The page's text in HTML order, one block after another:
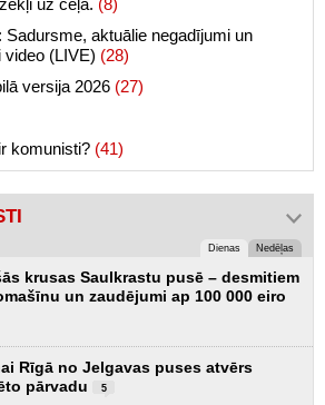
Sadursme, aktuālie negadījumi un
video (LIVE) (28)
versija 2026 (27)
komunisti? (41)
Dienas Nedēļas
krusas Saulkrastu pusē – desmitiem
un zaudējumi ap 100 000 eiro
Rīgā no Jelgavas puses atvērs
pārvadu
5